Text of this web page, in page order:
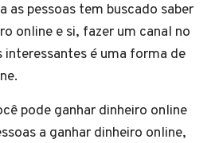
as pessoas tem buscado saber
online e si, fazer um canal no
é uma forma de
pode ganhar dinheiro online
a ganhar dinheiro online,